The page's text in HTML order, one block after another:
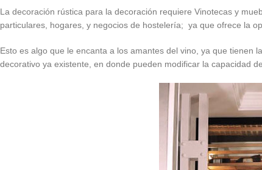
La decoración rústica para la decoración requiere Vinotecas y
particulares, hogares, y negocios de hostelería; ya que ofrece la
Esto es algo que le encanta a los amantes del vino, ya que tienen
decorativo ya existente, en donde pueden modificar la capacidad